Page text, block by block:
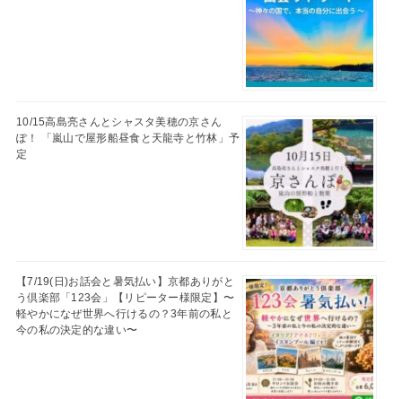
10/15高島亮さんとシャスタ美穂の京さん
ぽ！ 「嵐山で屋形船昼食と天龍寺と竹林」予
定
【7/19(日)お話会と暑気払い】京都ありがと
う倶楽部「123会」【リピーター様限定】〜
軽やかになぜ世界へ行けるの？3年前の私と
今の私の決定的な違い〜